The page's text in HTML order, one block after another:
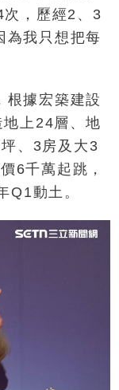
，歷經2、3
為我只想把每
根據宏築建設
上24層、地
、3房及大3
6千萬起跳，
Q1動土。